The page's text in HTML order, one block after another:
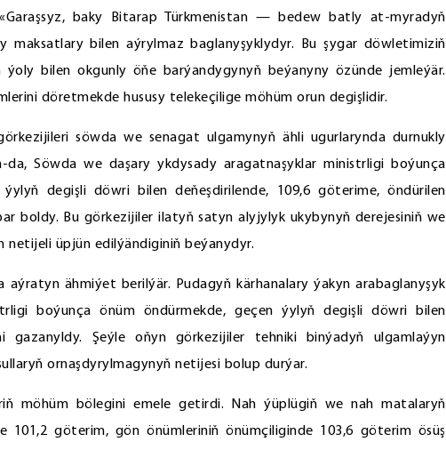
baky Bitarap Türkmenistan — bedew batly at-myradyň
maksatlary bilen aýrylmaz baglanyşyklydyr. Bu şygar döwletimiziň
bilen okgunly öňe barýandygynyň beýanyny özünde jemleýär.
döretmekde hususy telekeçilige möhüm orun degişlidir.
söwda we senagat ulgamynyň ähli ugurlarynda durnukly
da, Söwda we daşary ykdysady aragatnaşyklar ministrligi boýunça
degişli döwri bilen deňeşdirilende, 109,6 göterime, öndürilen
boldy. Bu görkezijiler ilatyň satyn alyjylyk ukybynyň derejesiniň we
netijeli üpjün edilýändiginiň beýanydyr.
ähmiýet berilýär. Pudagyň kärhanalary ýakyn arabaglanyşyk
boýunça önüm öndürmekde, geçen ýylyň degişli döwri bilen
gazanyldy. Şeýle oňyn görkezijiler tehniki binýadyň ulgamlaýyn
ornaşdyrylmagynyň netijesi bolup durýar.
möhüm bölegini emele getirdi. Nah ýüplügiň we nah matalaryň
101,2 göterim, gön önümleriniň önümçiliginde 103,6 göterim ösüş